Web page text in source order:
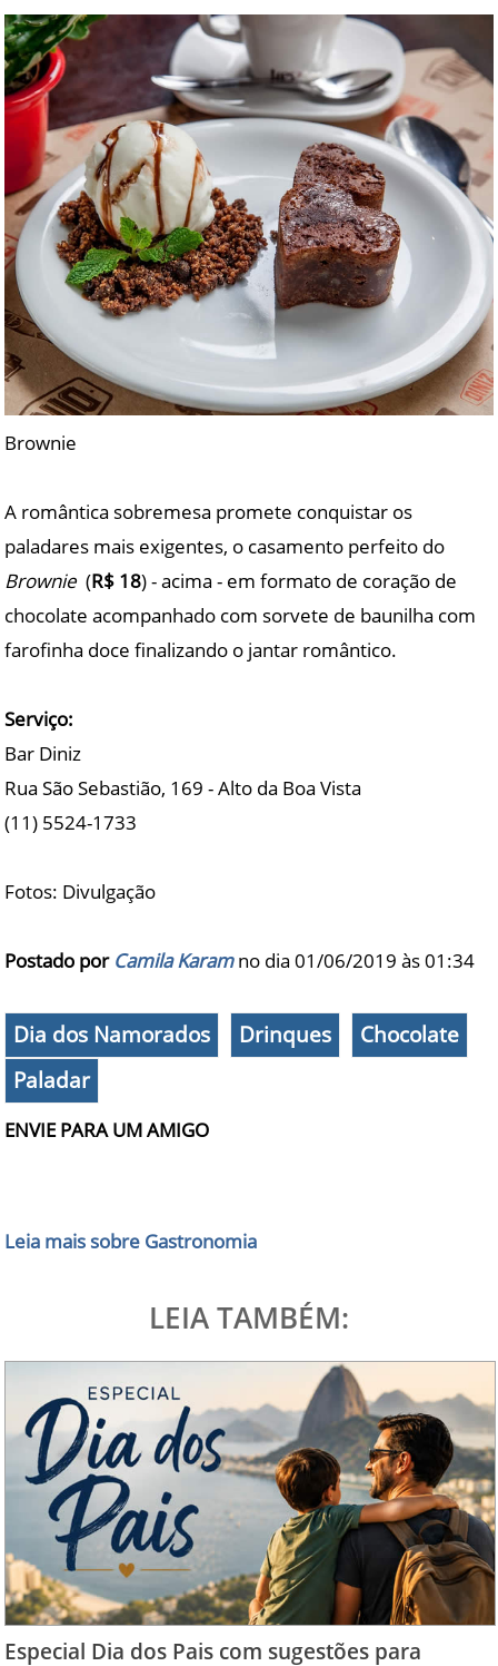
Brownie
A romântica sobremesa promete conquistar os
paladares mais exigentes, o casamento perfeito do
Brownie(R$ 18) - acima - em formato de coração de
chocolate acompanhado com sorvete de baunilha com
farofinha doce finalizando o jantar romântico.
Serviço:
Bar Diniz
Rua São Sebastião, 169 - Alto da Boa Vista
(11) 5524-1733
Fotos: Divulgação
Postado por Camila Karamno dia 01/06/2019 às01:34
Dia dos Namorados Drinques
Chocolate
Paladar
ENVIE PARA UM AMIGO
Leia mais sobre Gastronomia
LEIA TAMBÉM:
Especial Dia dos Pais com sugestões para